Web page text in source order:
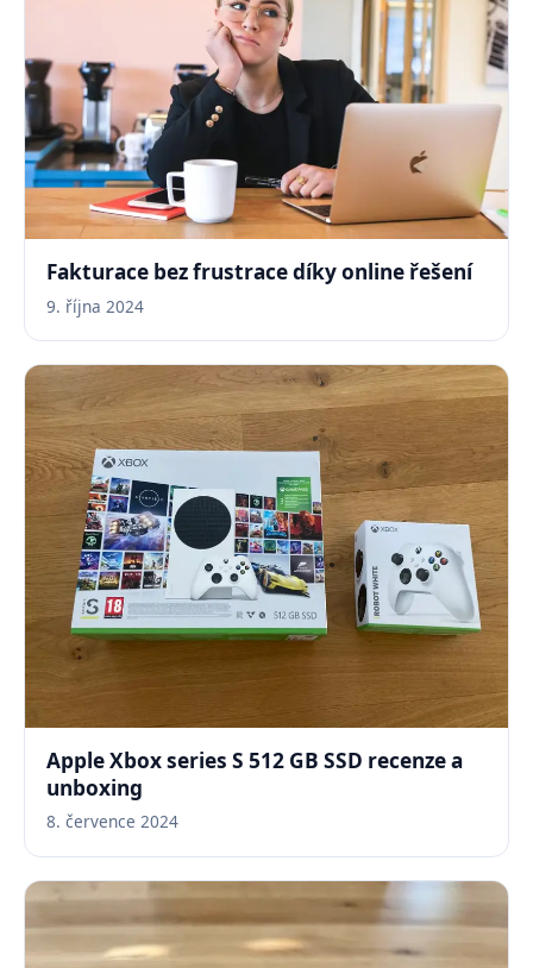
Fakturace bez frustrace díky online řešení
9. října 2024
Apple Xbox series S 512 GB SSD recenze a
unboxing
8. července 2024